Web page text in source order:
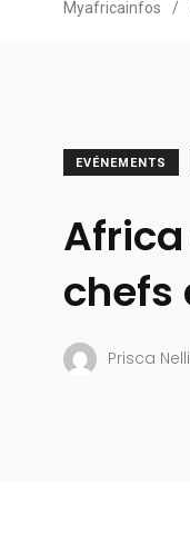
Myafricainfos /
EVÉNEMENTS
Africa
chefs
Prisca